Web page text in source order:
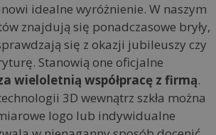
idealne wyróżnienie. W naszym
znajdują się ponadczasowe bryły,
się z okazji jubileuszy czy
Stanowią one oficjalne
wieloletnią współpracę z firmą.
3D wewnątrz szkła można
logo lub indywidualne